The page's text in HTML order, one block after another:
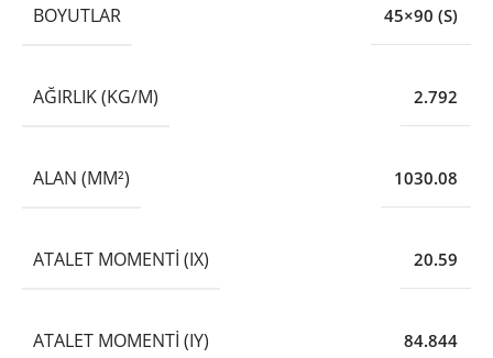
BOYUTLAR 45×90 (S)
AĞIRLIK (KG/M) 2.792
ALAN (MM²) 1030.08
ATALET MOMENTI (IX) 20.59
ATALET MOMENTI (IY) 84.844